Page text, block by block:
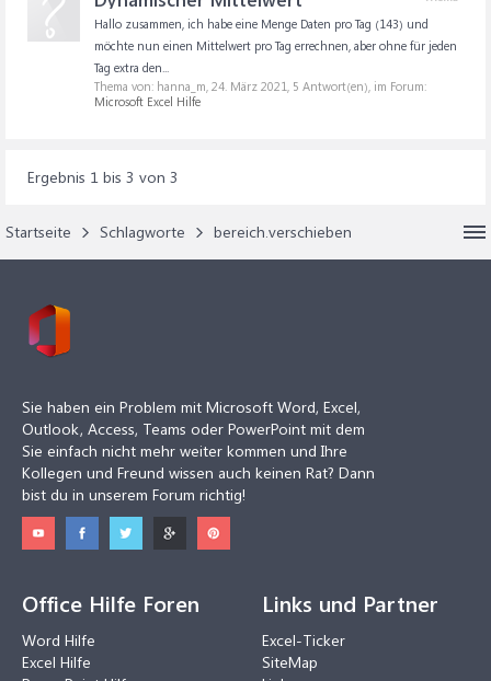
Hallo zusammen, ich habe eine Menge Daten pro Tag (143) und
möchte nun einen Mittelwert pro Tag errechnen, aber ohne für jeden
Tag extra den...
Thema von: hanna_m, 24. März 2021, 5 Antwort(en), im Forum:
Microsoft Excel Hilfe
Ergebnis 1 bis 3 von 3
Startseite Schlagworte bereich.verschieben
Sie haben ein Problem mit Microsoft Word, Excel,
Outlook, Access, Teams oder PowerPoint mit dem
Sie einfach nicht mehr weiter kommen und Ihre
Kollegen und Freund wissen auch keinen Rat? Dann
bist du in unserem Forum richtig!
Office Hilfe Foren
Word Hilfe
Excel Hilfe
Links und Partner
Excel-Ticker
SiteMap